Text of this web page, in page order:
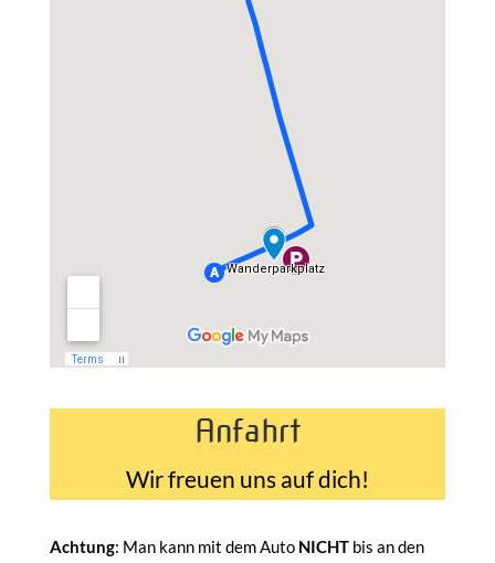
Anfahrt
Wir freuen uns auf dich!
Achtung: Man kann mit dem Auto NICHT bis an den